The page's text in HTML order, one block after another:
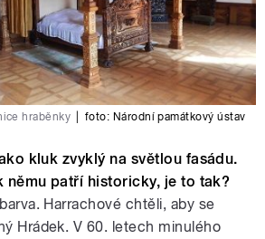
hraběnky foto: Národní památkový ústav
kluk zvyklý na světlou fasádu.
němu patří historicky, je to tak?
Harrachové chtěli, aby se
Hrádek. V 60. letech minulého